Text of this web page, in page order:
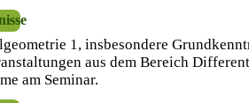
1, insbesondere
aus dem Bereich
am Seminar.